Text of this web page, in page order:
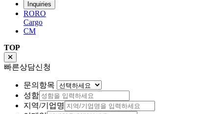
Inquiries
RORO
Cargo
CM
TOP
빠른상담신청
문의항목
성함
지역/기업명